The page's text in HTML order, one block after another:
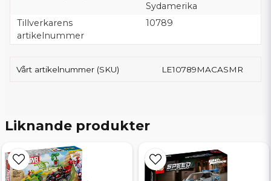
Sydamerika
Tillverkarens
artikelnummer
10789
Vårt artikelnummer (SKU) LE10789MACASMR
Liknande produkter